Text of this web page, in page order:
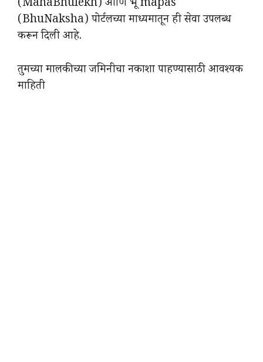
(MahaBhulekh) आणि भू mapas
(BhuNaksha) पोर्टलच्या माध्यमातून ही सेवा उपलब्ध
करून दिली आहे.
तुमच्या मालकीच्या जमिनीचा नकाशा पाहण्यासाठी आवश्यक
माहिती